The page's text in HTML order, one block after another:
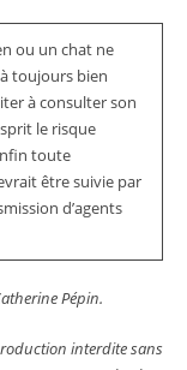
ou un chat ne
toujours bien
à consulter son
le risque
toute
être suivie par
d’agents
Pépin.
interdite sans